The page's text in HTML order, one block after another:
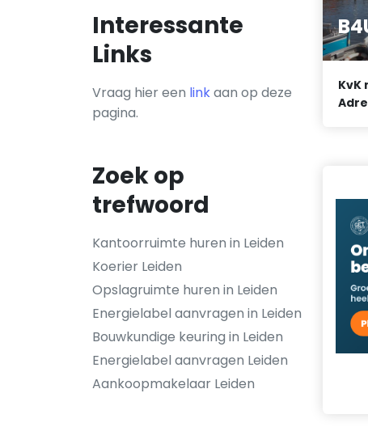
Interessante
Links
Vraag hier een linkaan op deze
pagina.
Zoek op
trefwoord
Kantoorruimte huren in Leiden
Koerier Leiden
Opslagruimte huren in Leiden
Energielabel aanvragen in Leiden
Bouwkundige keuring in Leiden
Energielabel aanvragen Leiden
Aankoopmakelaar Leiden
KvK